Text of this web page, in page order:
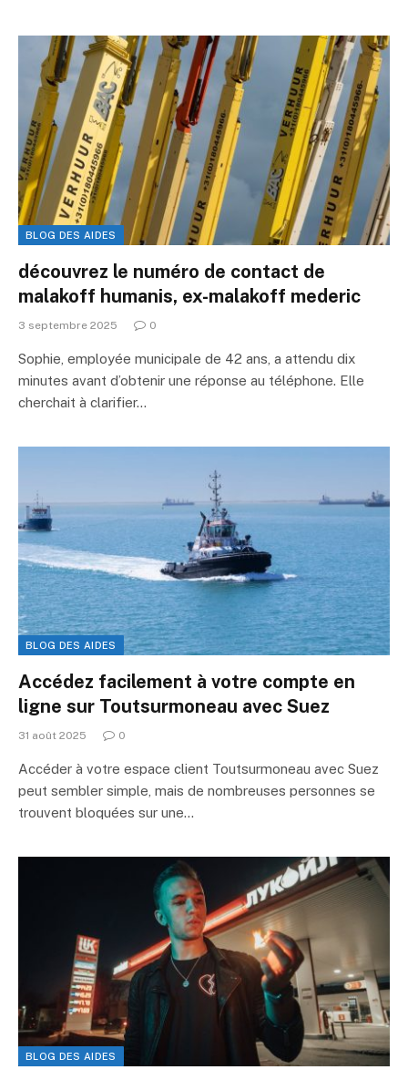
BLOG DES AIDES
découvrez le numéro de contact de
malakoff humanis, ex-malakoff mederic
3 septembre 2025 0
Sophie, employée municipale de 42 ans, a attendu dix
minutes avant d’obtenir une réponse au téléphone. Elle
cherchait à clarifier…
BLOG DES AIDES
Accédez facilement à votre compte en
ligne sur Toutsurmoneau avec Suez
31 août 2025 0
Accéder à votre espace client Toutsurmoneau avec Suez
peut sembler simple, mais de nombreuses personnes se
trouvent bloquées sur une…
BLOG DES AIDES